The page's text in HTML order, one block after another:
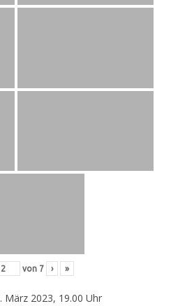
von 7 › »
März 2023, 19.00 Uhr